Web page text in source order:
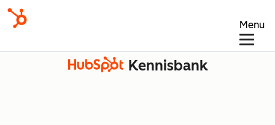
Menu
Kennisbank